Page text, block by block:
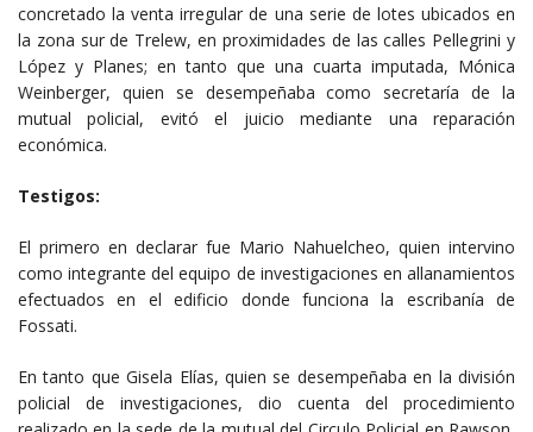
concretado la venta irregular de una serie de lotes ubicados en
la zona sur de Trelew, en proximidades de las calles Pellegrini y
López y Planes; en tanto que una cuarta imputada, Mónica
Weinberger, quien se desempeñaba como secretaría de la
mutual policial, evitó el juicio mediante una reparación
económica.
Testigos:
El primero en declarar fue Mario Nahuelcheo, quien intervino
como integrante del equipo de investigaciones en allanamientos
efectuados en el edificio donde funciona la escribanía de
Fossati.
En tanto que Gisela Elías, quien se desempeñaba en la división
policial de investigaciones, dio cuenta del procedimiento